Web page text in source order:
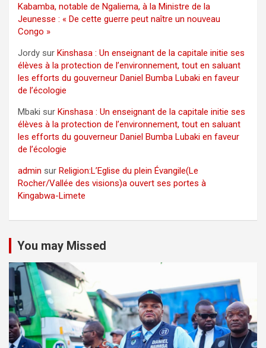
Kabamba, notable de Ngaliema, à la Ministre de la
Jeunesse : « De cette guerre peut naître un nouveau
Congo »
Jordy sur Kinshasa : Un enseignant de la capitale initie ses
élèves à la protection de l’environnement, tout en saluant
les efforts du gouverneur Daniel Bumba Lubaki en faveur
de l’écologie
Mbaki sur Kinshasa : Un enseignant de la capitale initie ses
élèves à la protection de l’environnement, tout en saluant
les efforts du gouverneur Daniel Bumba Lubaki en faveur
de l’écologie
admin sur Religion:L’Eglise du plein Évangile(Le
Rocher/Vallée des visions)a ouvert ses portes à
Kingabwa-Limete
You may Missed